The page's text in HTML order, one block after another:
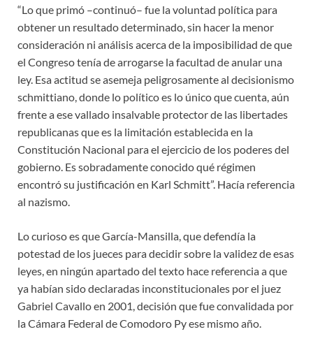
“Lo que primó –continuó– fue la voluntad política para
obtener un resultado determinado, sin hacer la menor
consideración ni análisis acerca de la imposibilidad de que
el Congreso tenía de arrogarse la facultad de anular una
ley. Esa actitud se asemeja peligrosamente al decisionismo
schmittiano, donde lo político es lo único que cuenta, aún
frente a ese vallado insalvable protector de las libertades
republicanas que es la limitación establecida en la
Constitución Nacional para el ejercicio de los poderes del
gobierno. Es sobradamente conocido qué régimen
encontró su justificación en Karl Schmitt”. Hacía referencia
al nazismo.
Lo curioso es que García-Mansilla, que defendía la
potestad de los jueces para decidir sobre la validez de esas
leyes, en ningún apartado del texto hace referencia a que
ya habían sido declaradas inconstitucionales por el juez
Gabriel Cavallo en 2001, decisión que fue convalidada por
la Cámara Federal de Comodoro Py ese mismo año.